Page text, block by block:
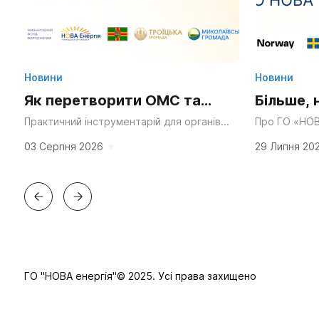
Новини
Як перетворити ОМС та
Статут громади на
суперсилу для згуртування
Практичний інструментарій для органів
організацій та активних мешканців.
«Мальовнича природа», «працьовиті
03 Серпня 2026
Новини
Більше,
та
у
Про ГО
29 Липня
ГО "НОВА енергія"© 2025. Усі права захищено